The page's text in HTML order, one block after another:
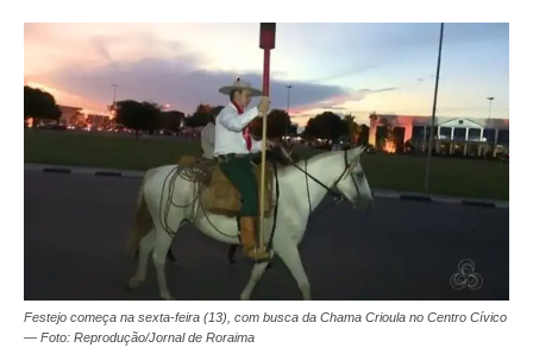
Festejo começa na sexta-feira (13), com busca da Chama Crioula no Centro Cívico
— Foto: Reprodução/Jornal de Roraima